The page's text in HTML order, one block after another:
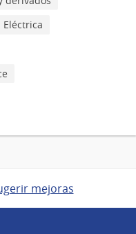
Eléctrica
mejoras